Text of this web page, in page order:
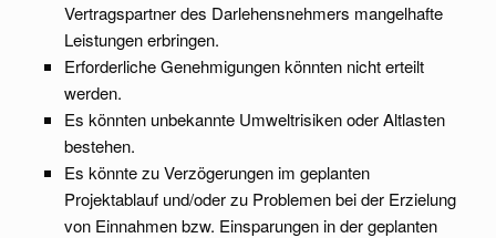
Vertragspartner des Darlehensnehmers mangelhafte
Leistungen erbringen.
Erforderliche Genehmigungen könnten nicht erteilt
werden.
Es könnten unbekannte Umweltrisiken oder Altlasten
bestehen.
Es könnte zu Verzögerungen im geplanten
Projektablauf und/oder zu Problemen bei der Erzielung
von Einnahmen bzw. Einsparungen in der geplanten